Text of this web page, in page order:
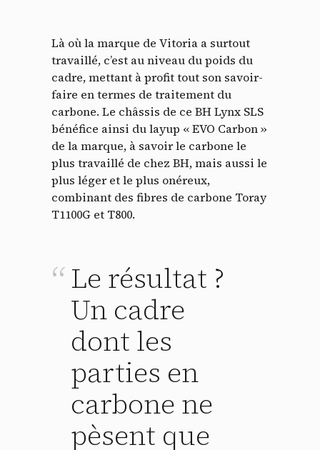
Là où la marque de Vitoria a surtout
travaillé, c’est au niveau du poids du
cadre, mettant à profit tout son savoir-
faire en termes de traitement du
carbone. Le châssis de ce BH Lynx SLS
bénéfice ainsi du layup « EVO Carbon »
de la marque, à savoir le carbone le
plus travaillé de chez BH, mais aussi le
plus léger et le plus onéreux,
combinant des fibres de carbone Toray
T1100G et T800.
Le résultat ?
Un cadre
dont les
parties en
carbone ne
pèsent que